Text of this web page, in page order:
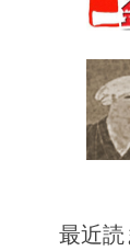
最近